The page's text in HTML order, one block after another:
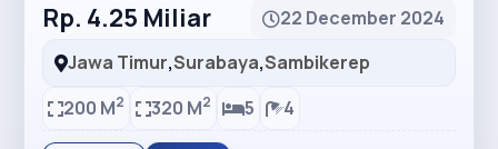
Rp. 4.25 Miliar
22 December 2024
Jawa Timur,Surabaya,Sambikerep
200 M2 320 M2 5 4